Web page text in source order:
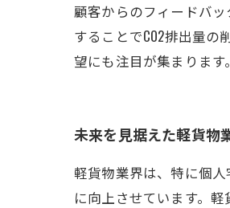
顧客からのフィードバ
することでCO2排出量
望にも注目が集まります。
未来を見据えた軽貨物
軽貨物業界は、特に個
に向上させています。